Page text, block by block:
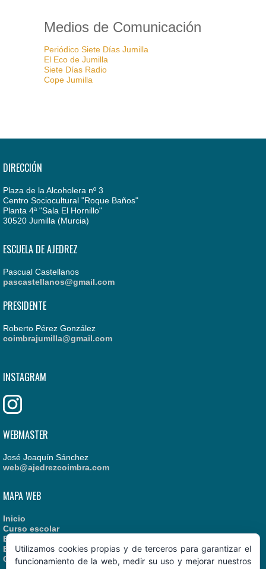
Medios de Comunicación
Periódico Siete Días Jumilla
El Eco de Jumilla
Siete Días Radio
Cope Jumilla
DIRECCIÓN
Plaza de la Alcoholera nº 3
Centro Sociocultural "Roque Baños"
Planta 4ª "Sala El Hornillo"
30520 Jumilla (Murcia)
ESCUELA DE AJEDREZ
Pascual Castellanos
pascastellanos@gmail.com
PRESIDENTE
Roberto Pérez González
coimbrajumilla@gmail.com
INSTAGRAM
WEBMASTER
José Joaquín Sánchez
web@ajedrezcoimbra.com
MAPA WEB
Inicio
Curso escolar
Estatutos
Enlaces recomendados
Contacto
Utilizamos cookies propias y de terceros para garantizar el
funcionamiento de la web, medir su uso y mejorar nuestros